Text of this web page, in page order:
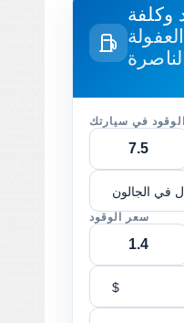
وكلفة
الوقود في سيارتك
سعر الوقود
$